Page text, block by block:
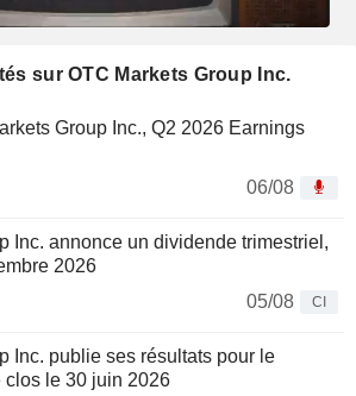
sur OTC Markets Group Inc.
Group Inc., Q2 2026 Earnings
06/08
Inc. annonce un dividende trimestriel,
2026
05/08
CI
Inc. publie ses résultats pour le
clos le 30 juin 2026